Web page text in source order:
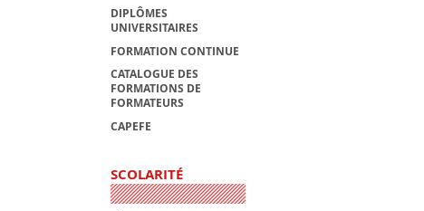
DIPLÔMES
UNIVERSITAIRES
FORMATION CONTINUE
CATALOGUE DES
FORMATIONS DE
FORMATEURS
CAPEFE
SCOLARITÉ